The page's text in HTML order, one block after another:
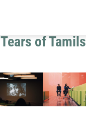
Tears of Tamils